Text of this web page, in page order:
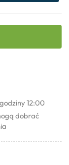
12:00
dobrać